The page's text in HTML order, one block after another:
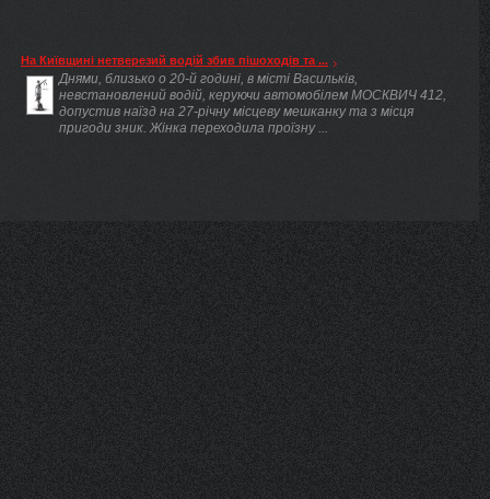
На Київщині нетверезий водій збив пішоходів та ...
Днями, близько о 20-й годині, в місті Васильків,
невстановлений водій, керуючи автомобілем МОСКВИЧ 412,
допустив наїзд на 27-річну місцеву мешканку та з місця
пригоди зник. Жінка переходила проїзну ...